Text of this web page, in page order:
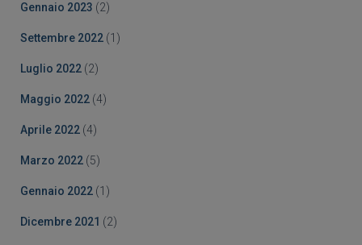
Gennaio 2023 (2)
Settembre 2022 (1)
Luglio 2022 (2)
Maggio 2022 (4)
Aprile 2022 (4)
Marzo 2022 (5)
Gennaio 2022 (1)
Dicembre 2021 (2)